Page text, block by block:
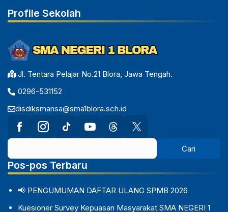
Profile Sekolah
Jl. Tentara Pelajar No.21 Blora, Jawa Tengah.
0296-531152
disdiksmansa@sma1blora.sch.id
Pos-pos Terbaru
📢 PENGUMUMAN DAFTAR ULANG SPMB 2026
Kuesioner Survey Kepuasan Masyarakat SMA NEGERI 1